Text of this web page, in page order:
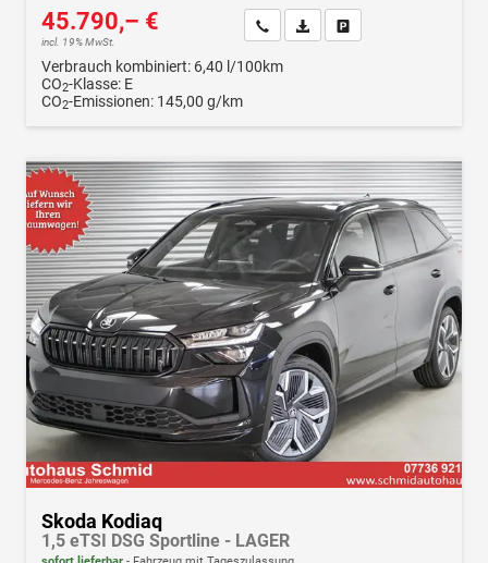
45.790,– €
incl. 19% MwSt.
Wir rufen Sie anFahrzeugexposé (PDF)
Verbrauch kombiniert: 6,40 l/100km
CO2-Klasse: E
CO2-Emissionen: 145,00 g/km
Skoda Kodiaq
1,5 eTSI DSG Sportline - LAGER